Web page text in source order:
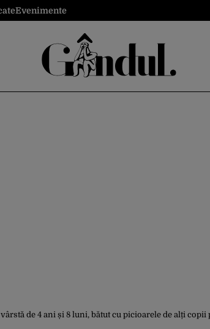
Evenimente
de 4 ani și 8 luni, bătut cu picioarele de alți copii